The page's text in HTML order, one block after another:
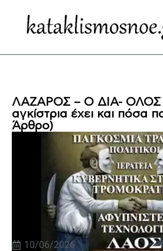
ΛΑΖΑΡΟΣ – Ο ΔΙΑ- ΟΛΟΣ
αγκίστρια έχει και πόσα
Άρθρο)
10/06/2026